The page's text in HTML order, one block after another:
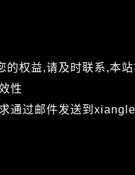
权益,请及时联系,本
性
通过邮件发送到